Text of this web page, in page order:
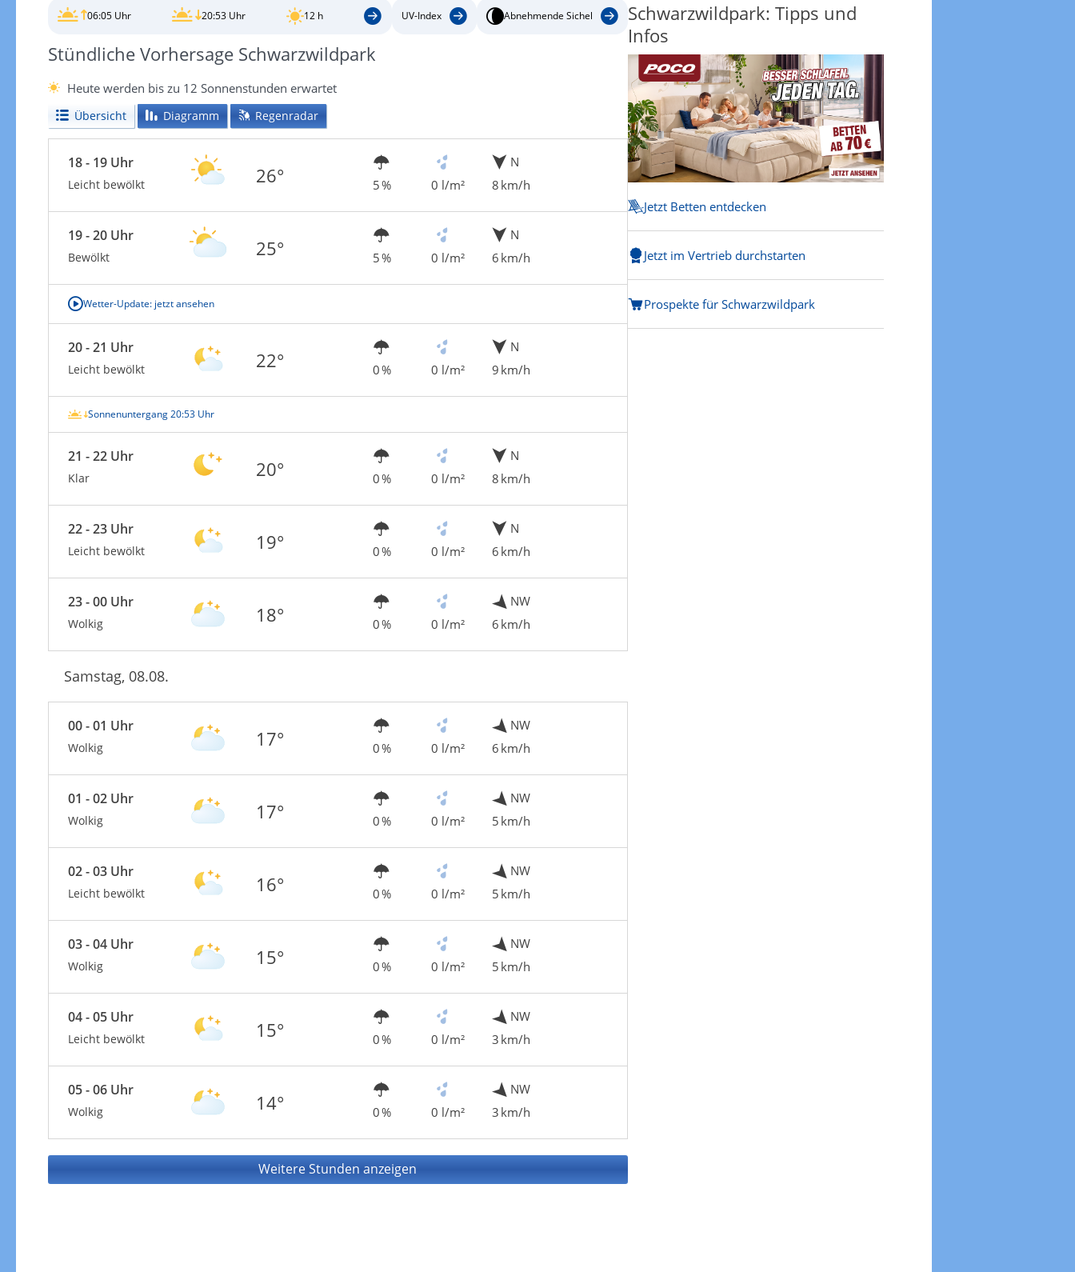
06:05 Uhr 20:53 Uhr 12 h UV-Index Abnehmende Sichel
Stündliche Vorhersage Schwarzwildpark
Heute werden bis zu 12 Sonnenstunden erwartet
Übersicht Diagramm Regenradar
18 - 19 Uhr
Leicht bewölkt 26° 5 % 0 l/m²
N
8 km/h
19 - 20 Uhr
Bewölkt 25° 5 % 0 l/m²
N
6 km/h
Wetter-Update: jetzt ansehen
20 - 21 Uhr
Leicht bewölkt 22° 0 % 0 l/m²
N
9 km/h
Sonnenuntergang 20:53 Uhr
21 - 22 Uhr
Klar 20° 0 % 0 l/m²
N
8 km/h
22 - 23 Uhr
Leicht bewölkt 19° 0 % 0 l/m²
N
6 km/h
23 - 00 Uhr
Wolkig 18° 0 % 0 l/m²
NW
6 km/h
Samstag, 08.08.
00 - 01 Uhr
Wolkig 17° 0 % 0 l/m²
NW
6 km/h
01 - 02 Uhr
Wolkig 17° 0 % 0 l/m²
NW
5 km/h
02 - 03 Uhr
Leicht bewölkt 16° 0 % 0 l/m²
NW
5 km/h
03 - 04 Uhr
Wolkig 15° 0 % 0 l/m²
NW
5 km/h
04 - 05 Uhr
Leicht bewölkt 15° 0 % 0 l/m²
NW
3 km/h
05 - 06 Uhr
Wolkig 14° 0 % 0 l/m²
NW
3 km/h
Weitere Stunden anzeigen
Schwarzwildpark: Tipps und
Infos
Jetzt Betten entdecken
Jetzt im Vertrieb durchstarten
Prospekte für Schwarzwildpark